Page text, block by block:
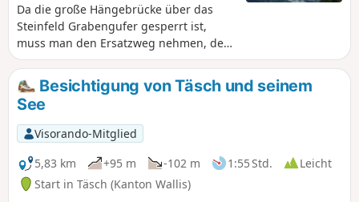
Da die große Hängebrücke über das
Steinfeld Grabengufer gesperrt ist,
muss man den Ersatzweg nehmen, der
bis nach Tasch hinabführt.
Anschließend erfolgt ein ziemlicher
Anstieg zur Täschalp, auf der sich die
Europaweghütte befindet.
Besichtigung von Täsch und seinem
See
Visorando-Mitglied
5,83 km
+95 m -102 m 1:55 Std.
Leicht
Start in Täsch (Kanton Wallis)